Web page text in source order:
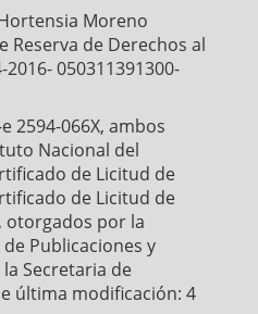
Moreno
Reserva de Derechos al
050311391300-
2594-066X, ambos
Nacional del
de Licitud de
de Licitud de
otorgados por la
Publicaciones y
Secretaria de
última modificación: 4